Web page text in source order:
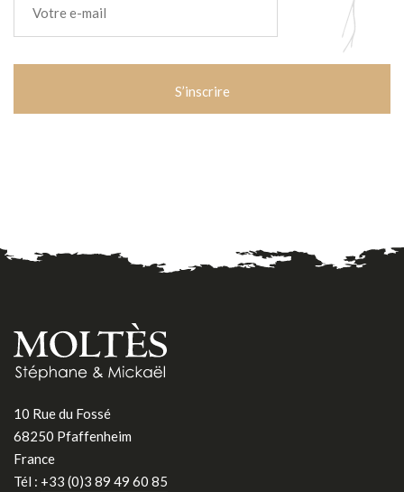
mail *
10 Rue du Fossé
68250 Pfaffenheim
France
Tél : +33 (0)3 89 49 60 85